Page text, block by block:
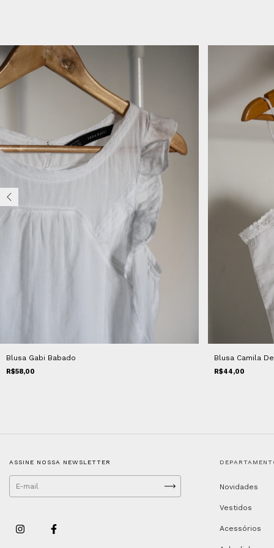
Blusa Gabi Babado
R$58,00
Blusa Camila
R$44,00
ASSINE NOSSA NEWSLETTER
Novidades
Vestidos
Acessórios